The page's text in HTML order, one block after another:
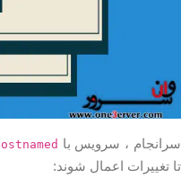
، سرویس با
تغییرات اعمال شوند: